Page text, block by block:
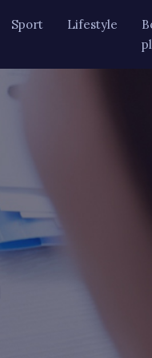
Sport Lifestyle